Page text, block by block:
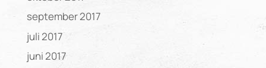
september 2017
juli 2017
juni 2017